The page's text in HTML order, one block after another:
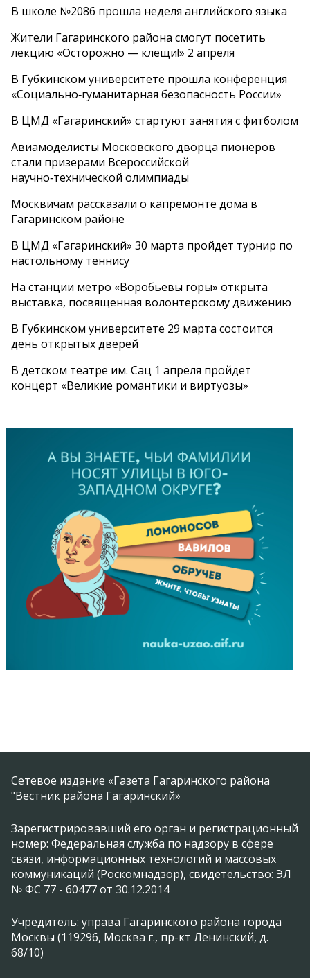
В школе №2086 прошла неделя английского языка
Жители Гагаринского района смогут посетить
лекцию «Осторожно — клещи!» 2 апреля
В Губкинском университете прошла конференция
«Социально‑гуманитарная безопасность России»
В ЦМД «Гагаринский» стартуют занятия с фитболом
Авиамоделисты Московского дворца пионеров
стали призерами Всероссийской
научно‑технической олимпиады
Москвичам рассказали о капремонте дома в
Гагаринском районе
В ЦМД «Гагаринский» 30 марта пройдет турнир по
настольному теннису
На станции метро «Воробьевы горы» открыта
выставка, посвященная волонтерскому движению
В Губкинском университете 29 марта состоится
день открытых дверей
В детском театре им. Сац 1 апреля пройдет
концерт «Великие романтики и виртуозы»
Сетевое издание «Газета Гагаринского района
"Вестник района Гагаринский»
Зарегистрировавший его орган и регистрационный
номер: Федеральная служба по надзору в сфере
связи, информационных технологий и массовых
коммуникаций (Роскомнадзор), свидетельство: ЭЛ
№ ФС 77 - 60477 от 30.12.2014
Учредитель: управа Гагаринского района города
Москвы (119296, Москва г., пр-кт Ленинский, д.
68/10)